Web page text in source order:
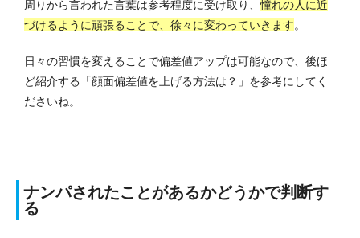
周りから言われた言葉は参考程度に受け取り、憧れの人に近
づけるように頑張ることで、徐々に変わっていきます。
日々の習慣を変えることで偏差値アップは可能なので、後ほ
ど紹介する「顔面偏差値を上げる方法は？」を参考にしてく
ださいね。
ナンパされたことがあるかどうかで判断す
る